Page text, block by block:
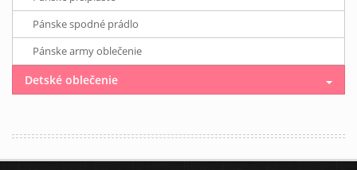
Pánske spodné prádlo
Pánske army oblečenie
Detské oblečenie